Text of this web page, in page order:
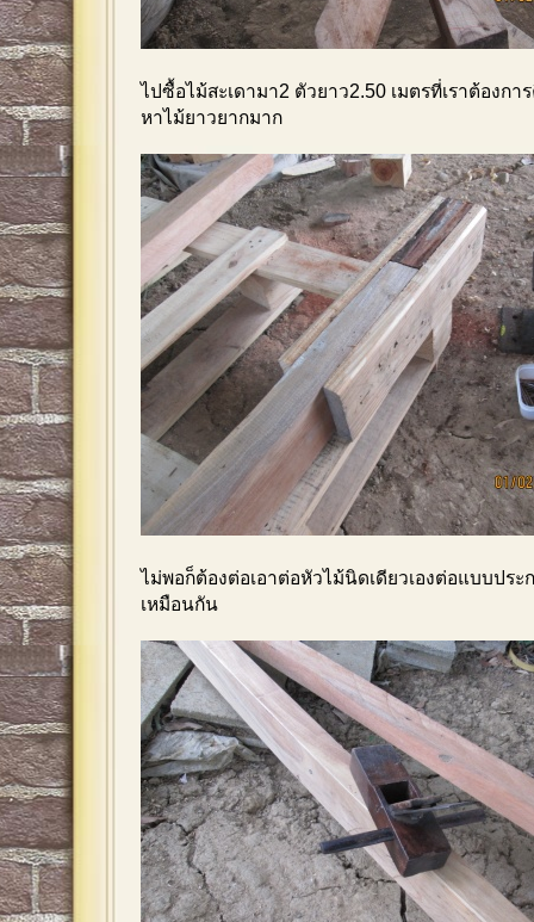
ไปซื้อไม้สะเดามา2 ตัวยาว2.50 เมตรที่เราต้องกา
หาไม้ยาวยากมาก
ไม่พอก็ต้องต่อเอาต่อหัวไม้นิดเดียวเองต่อแบบปร
เหมือนกัน